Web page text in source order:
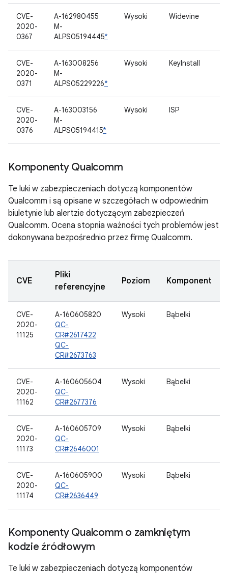
CVE-
2020-
0367
A-162980455
M-
ALPS05194445*
Wysoki Widevine
CVE-
2020-
0371
A-163008256
M-
ALPS05229226*
Wysoki KeyInstall
CVE-
2020-
0376
A-163003156
M-
ALPS05194415*
Wysoki ISP
Komponenty Qualcomm
Te luki w zabezpieczeniach dotyczą komponentów
Qualcomm i są opisane w szczegółach w odpowiednim
biuletynie lub alertzie dotyczącym zabezpieczeń
Qualcomm. Ocena stopnia ważności tych problemów jest
dokonywana bezpośrednio przez firmę Qualcomm.
CVE
Pliki
referencyjne
Poziom Komponent
CVE-
2020-
11125
A-160605820
QC-
CR#2617422
QC-
CR#2673763
Wysoki Bąbelki
CVE-
2020-
11162
A-160605604
QC-
CR#2677376
Wysoki Bąbelki
CVE-
2020-
11173
A-160605709
QC-
CR#2646001
Wysoki Bąbelki
CVE-
2020-
11174
A-160605900
QC-
CR#2636449
Wysoki Bąbelki
Komponenty Qualcomm o zamkniętym
kodzie źródłowym
Te luki w zabezpieczeniach dotyczą komponentów